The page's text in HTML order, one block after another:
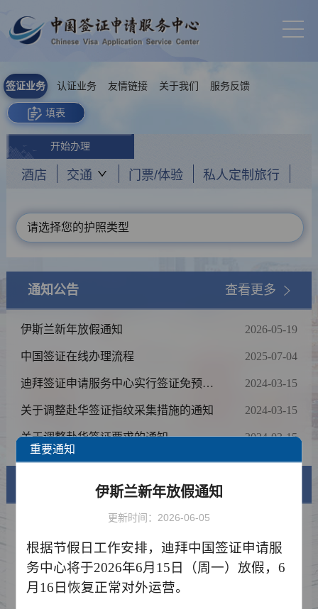
签证业务 认证业务 友情链接 关于我们 服务反馈
填表
开始办理
酒店 交通 门票/体验 私人定制旅行
请选择您的护照类型
通知公告 查看更多
伊斯兰新年放假通知 2026-05-19
中国签证在线办理流程 2025-07-04
迪拜签证申请服务中心实行签证免预约
2024-03-15
关于调整赴华签证指纹采集措施的通知 2024-03-15
关于调整赴华签证要求的通知 2024-03-15
签证类型及材料清单
费用标准
申请表样例
重要通知
伊斯兰新年放假通知
更新时间：2026-06-05
根据节假日工作安排，迪拜中国签证申请服
务中心将于2026年6月15日（周一）放假，6
月16日恢复正常对外运营。